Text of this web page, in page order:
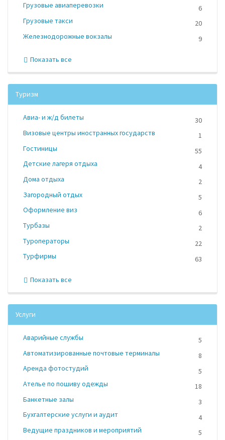
Грузовые авиаперевозки
6
Грузовые такси
20
Железнодорожные вокзалы
9
Показать все
Туризм
Авиа- и ж/д билеты
30
Визовые центры иностранных государств
1
Гостиницы
55
Детские лагеря отдыха
4
Дома отдыха
2
Загородный отдых
5
Оформление виз
6
Турбазы
2
Туроператоры
22
Турфирмы
63
Показать все
Услуги
Аварийные службы
5
Автоматизированные почтовые терминалы
8
Аренда фотостудий
5
Ателье по пошиву одежды
18
Банкетные залы
3
Бухгалтерские услуги и аудит
4
Ведущие праздников и мероприятий
5